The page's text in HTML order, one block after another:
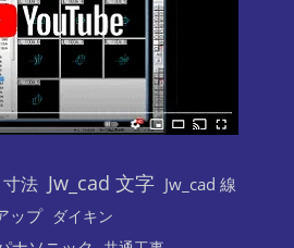
寸法 Jw_cad 文字 Jw_cad 線
ップ ダイキン